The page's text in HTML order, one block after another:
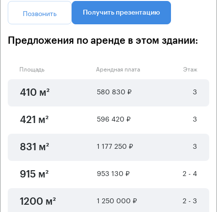
Позвонить Получить презентацию
Предложения по аренде в этом здании:
Площадь Арендная плата Этаж
410 м² 580 830 ₽ 3
421 м² 596 420 ₽ 3
831 м² 1 177 250 ₽ 3
915 м² 953 130 ₽ 2 - 4
1200 м² 1 250 000 ₽ 2 - 3